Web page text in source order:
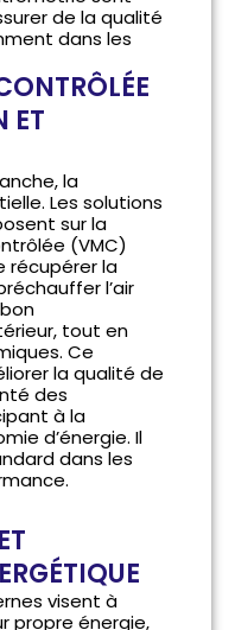
de la qualité
dans les
ET
la
Les solutions
sur la
(VMC)
récupérer la
l’air
tout en
Ce
la qualité de
des
à la
d’énergie. Il
dans les
visent à
propre énergie,